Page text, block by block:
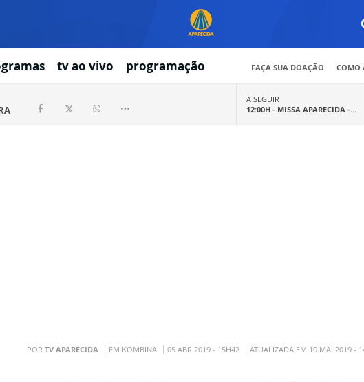
tv ao vivo programação FAÇA SUA DOAÇÃO COMO
A SEGUIR
12:00H - MISSA APARECIDA -...
POR TV APARECIDA EM KOMBINA 05 ABR 2019 - 15H42 ATUALIZADA EM 10 MAI 2019 -